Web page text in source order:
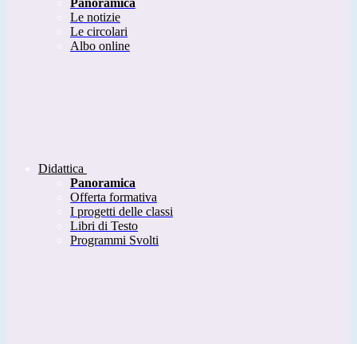
Panoramica
Le notizie
Le circolari
Albo online
Didattica
Panoramica
Offerta formativa
I progetti delle classi
Libri di Testo
Programmi Svolti